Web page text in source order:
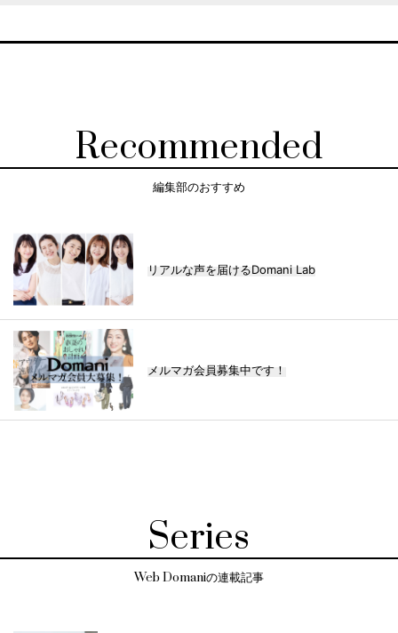
Recommended
編集部のおすすめ
リアルな声を届けるDomani Lab
メルマガ会員募集中です！
Series
Web Domaniの連載記事